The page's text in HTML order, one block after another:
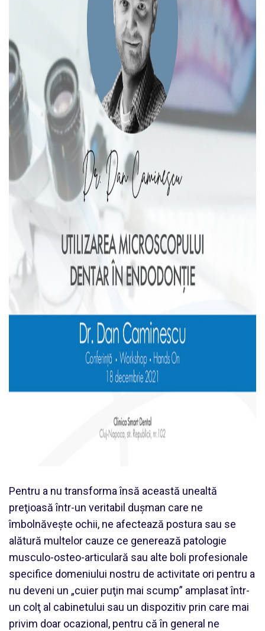
Pentru a nu transforma însă această unealtă
preţioasă într-un veritabil duşman care ne
îmbolnăveşte ochii, ne afectează postura sau se
alătură multelor cauze ce generează patologie
musculo-osteo-articulară sau alte boli profesionale
specifice domeniului nostru de activitate ori pentru a
nu deveni un „cuier puţin mai scump” amplasat într-
un colţ al cabinetului sau un dispozitiv prin care mai
privim doar ocazional, pentru că în general ne